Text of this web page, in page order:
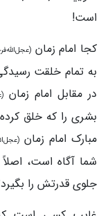
است!
کجا امام زمان
به تمام خلقت
در مقابل امام زمان
بشری را که خلق
مبارک امام زمان
شما آگاه است،
جلوی قدرتش را